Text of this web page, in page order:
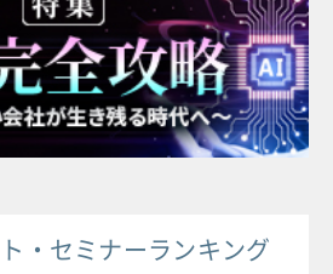
・セミナーランキング